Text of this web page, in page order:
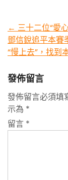
Post
← 三十二位“愛
鄧信銳追平本賽
“慢上去”，找到
發佈留言
發佈留言必須填
示為 *
留言 *